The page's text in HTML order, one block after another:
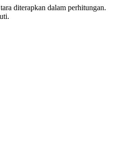
diterapkan dalam perhitungan.